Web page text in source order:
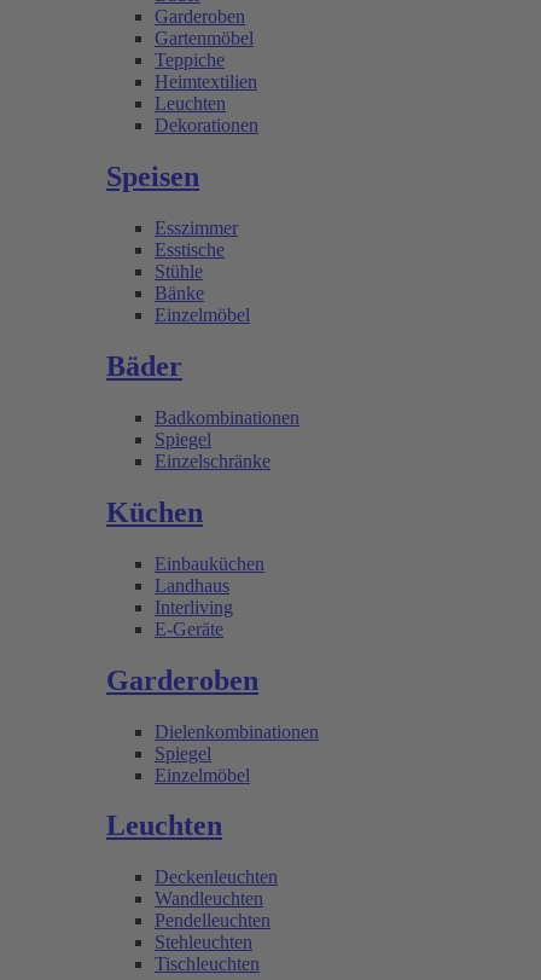
Garderoben
Gartenmöbel
Teppiche
Heimtextilien
Leuchten
Dekorationen
Speisen
Esszimmer
Esstische
Stühle
Bänke
Einzelmöbel
Bäder
Badkombinationen
Spiegel
Einzelschränke
Küchen
Einbauküchen
Landhaus
Interliving
E-Geräte
Garderoben
Dielenkombinationen
Spiegel
Einzelmöbel
Leuchten
Deckenleuchten
Wandleuchten
Pendelleuchten
Stehleuchten
Tischleuchten